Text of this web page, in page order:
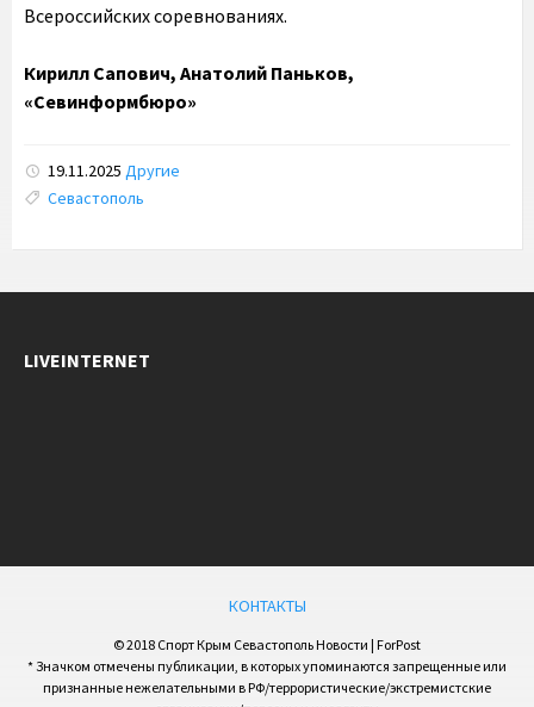
Всероссийских соревнованиях.
Кирилл Сапович, Анатолий Паньков,
«Севинформбюро»
19.11.2025 Другие
Tags:
Севастополь
LIVEINTERNET
КОНТАКТЫ
© 2018 Спорт Крым Севастополь Новости | ForPost
* Значком отмечены публикации, в которых упоминаются запрещенные или
признанные нежелательными в РФ/террористические/экстремистские